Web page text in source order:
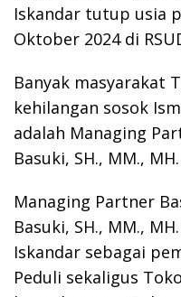
Iskandar tutup usia
Oktober 2024 di
Banyak masyarakat
kehilangan sosok
adalah Managing
Basuki, SH., MM., MH.
Managing Partner
Basuki, SH., MM.,
Iskandar sebagai
Peduli sekaligus